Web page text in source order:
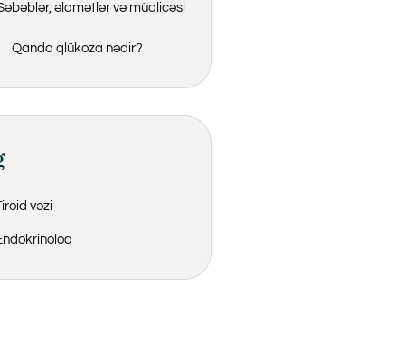
əlamətlər və müalicəsi
Qanda qlükoza nədir?
vəzi